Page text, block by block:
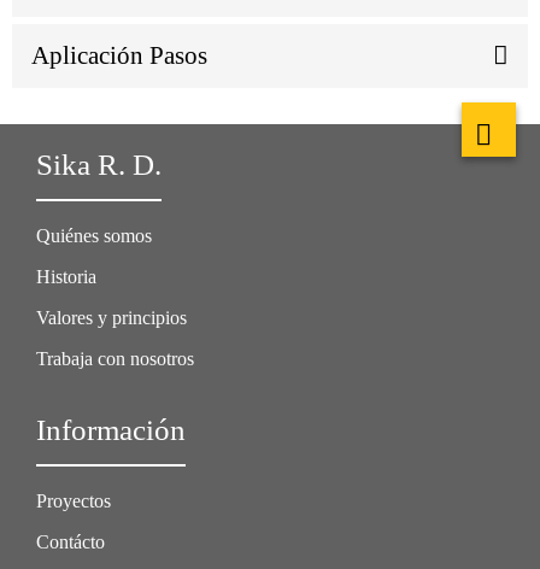
Aplicación Pasos
Sika R. D.
Quiénes somos
Historia
Valores y principios
Trabaja con nosotros
Información
Proyectos
Contácto